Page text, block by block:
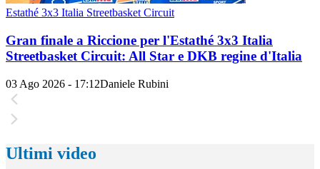
Estathé 3x3 Italia Streetbasket Circuit
Gran finale a Riccione per l'Estathé 3x3 Italia
Streetbasket Circuit: All Star e DKB regine d'Italia
03 Ago 2026 - 17:12Daniele Rubini
Ultimi video